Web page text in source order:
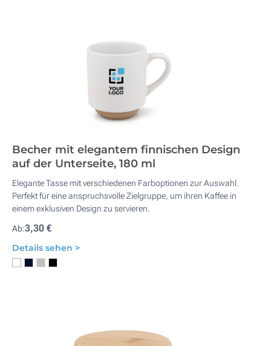
Becher mit elegantem finnischen Design
auf der Unterseite, 180 ml
Elegante Tasse mit verschiedenen Farboptionen zur Auswahl.
Perfekt für eine anspruchsvolle Zielgruppe, um ihren Kaffee in
einem exklusiven Design zu servieren.
Ab:3,30 €
Details sehen >